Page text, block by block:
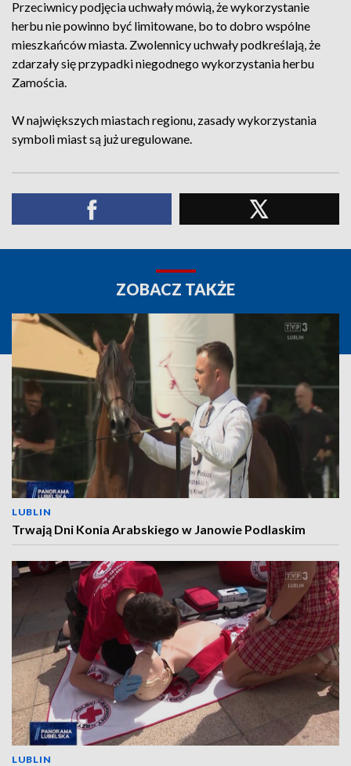
Przeciwnicy podjęcia uchwały mówią, że wykorzystanie
herbu nie powinno być limitowane, bo to dobro wspólne
mieszkańców miasta. Zwolennicy uchwały podkreślają, że
zdarzały się przypadki niegodnego wykorzystania herbu
Zamościa.
W największych miastach regionu, zasady wykorzystania
symboli miast są już uregulowane.
ZOBACZ TAKŻE
LUBLIN
Trwają Dni Konia Arabskiego w Janowie Podlaskim
LUBLIN